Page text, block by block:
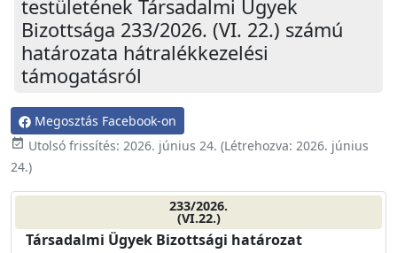
testületének Társadalmi Ügyek
Bizottsága 233/2026. (VI. 22.) számú
határozata hátralékkezelési
támogatásról
Megosztás Facebook-on
event_available Utolsó frissítés: 2026. június 24. (Létrehozva: 2026. június
24.)
233/2026.
(VI.22.)
Társadalmi Ügyek Bizottsági határozat